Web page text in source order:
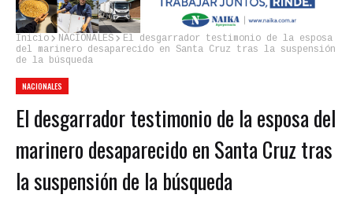
Inicio NACIONALES
El desgarrador testimonio de la esposa
del marinero desaparecido en Santa Cruz tras la suspensión
de la búsqueda
NACIONALES
El desgarrador testimonio de la esposa del
marinero desaparecido en Santa Cruz tras
la suspensión de la búsqueda